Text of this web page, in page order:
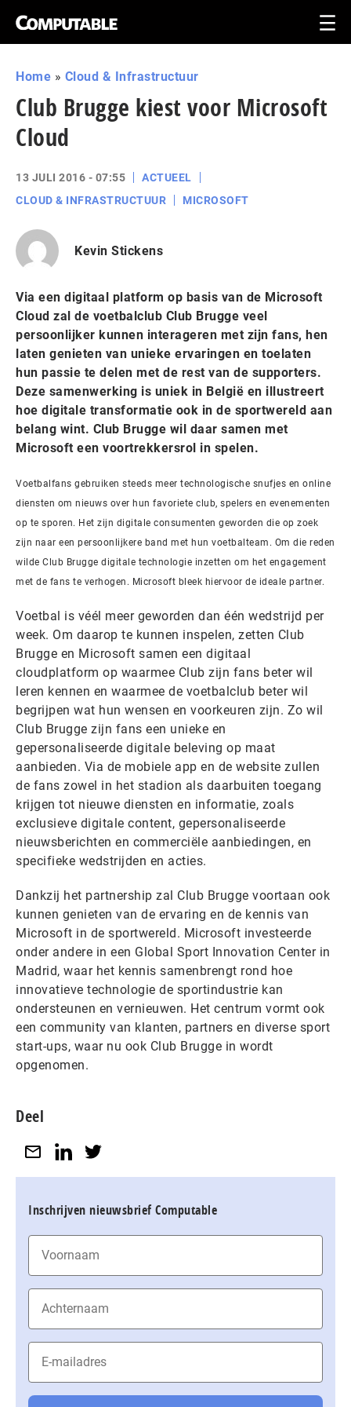
Home » Cloud & Infrastructuur
Club Brugge kiest voor Microsoft
Cloud
13 JULI 2016 - 07:55
ACTUEEL
CLOUD & INFRASTRUCTUUR
MICROSOFT
Kevin Stickens
Via een digitaal platform op basis van de Microsoft
Cloud zal de voetbalclub Club Brugge veel
persoonlijker kunnen interageren met zijn fans, hen
laten genieten van unieke ervaringen en toelaten
hun passie te delen met de rest van de supporters.
Deze samenwerking is uniek in België en illustreert
hoe digitale transformatie ook in de sportwereld aan
belang wint. Club Brugge wil daar samen met
Microsoft een voortrekkersrol in spelen.
Voetbalfans gebruiken steeds meer technologische snufjes en online
diensten om nieuws over hun favoriete club, spelers en evenementen
op te sporen. Het zijn digitale consumenten geworden die op zoek
zijn naar een persoonlijkere band met hun voetbalteam. Om die reden
wilde Club Brugge digitale technologie inzetten om het engagement
met de fans te verhogen. Microsoft bleek hiervoor de ideale partner.
Voetbal is véél meer geworden dan één wedstrijd per
week. Om daarop te kunnen inspelen, zetten Club
Brugge en Microsoft samen een digitaal
cloudplatform op waarmee Club zijn fans beter wil
leren kennen en waarmee de voetbalclub beter wil
begrijpen wat hun wensen en voorkeuren zijn. Zo wil
Club Brugge zijn fans een unieke en
gepersonaliseerde digitale beleving op maat
aanbieden. Via de mobiele app en de website zullen
de fans zowel in het stadion als daarbuiten toegang
krijgen tot nieuwe diensten en informatie, zoals
exclusieve digitale content, gepersonaliseerde
nieuwsberichten en commerciële aanbiedingen, en
specifieke wedstrijden en acties.
Dankzij het partnership zal Club Brugge voortaan ook
kunnen genieten van de ervaring en de kennis van
Microsoft in de sportwereld. Microsoft investeerde
onder andere in een Global Sport Innovation Center in
Madrid, waar het kennis samenbrengt rond hoe
innovatieve technologie de sportindustrie kan
ondersteunen en vernieuwen. Het centrum vormt ook
een community van klanten, partners en diverse sport
start-ups, waar nu ook Club Brugge in wordt
opgenomen.
Deel
Inschrijven nieuwsbrief Computable